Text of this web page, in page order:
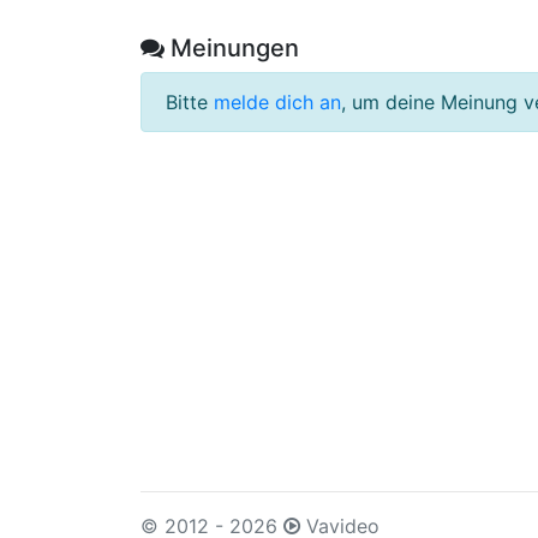
Meinungen
Bitte melde dich an, um deine Meinung
© 2012 - 2026 Vavideo